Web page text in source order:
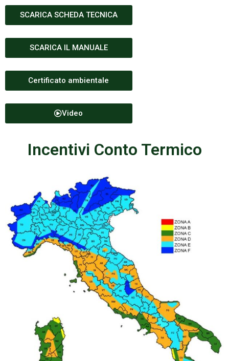
SCARICA SCHEDA TECNICA
SCARICA IL MANUALE
Certificato ambientale
Video
Incentivi Conto Termico